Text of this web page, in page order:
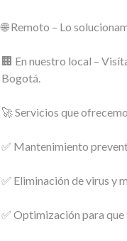
🌐 Remoto – Lo
🏢 En nuestro local –
Bogotá.
🚀 Servicios que
✅ Mantenimiento
✅ Eliminación de virus y
✅ Optimización para que